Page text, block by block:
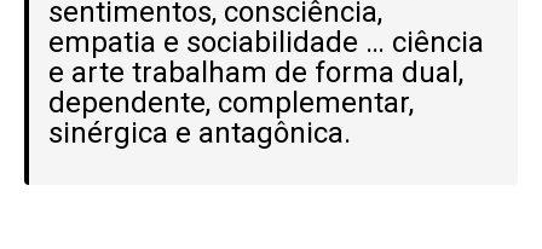
sentimentos, consciência,
empatia e sociabilidade … ciência
e arte trabalham de forma dual,
dependente, complementar,
sinérgica e antagônica.